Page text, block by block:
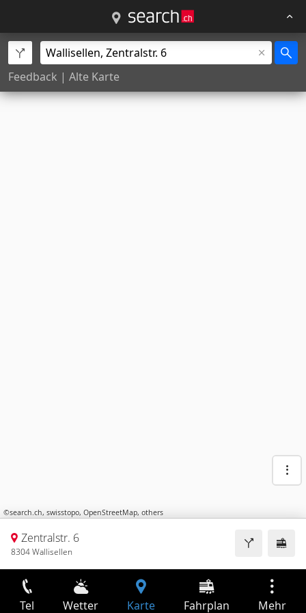
Feedback | Alte Karte
©search.ch, swisstopo, OpenStreetMap, others
Zentralstr. 6
8304 Wallisellen
Tel Wetter Karte Fahrplan Mehr